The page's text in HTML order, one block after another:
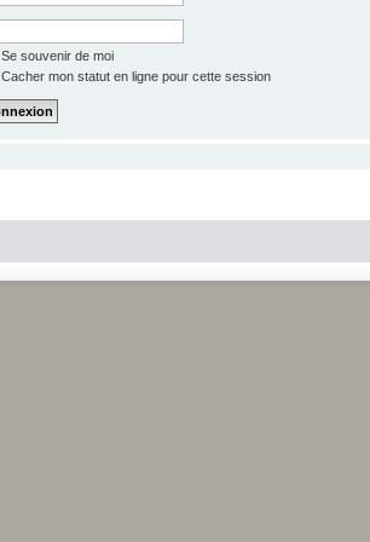
Se souvenir de moi
Cacher mon statut en ligne pour cette session